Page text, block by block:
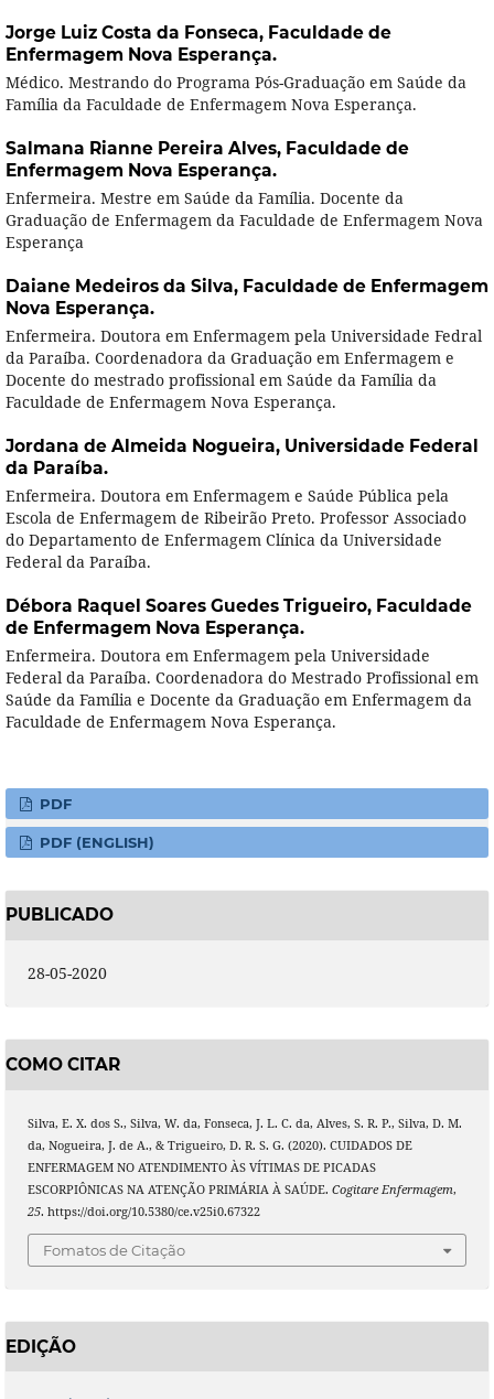
Jorge Luiz Costa da Fonseca, Faculdade de
Enfermagem Nova Esperança.
Médico. Mestrando do Programa Pós-Graduação em Saúde da
Família da Faculdade de Enfermagem Nova Esperança.
Salmana Rianne Pereira Alves, Faculdade de
Enfermagem Nova Esperança.
Enfermeira. Mestre em Saúde da Família. Docente da
Graduação de Enfermagem da Faculdade de Enfermagem Nova
Esperança
Daiane Medeiros da Silva, Faculdade de Enfermagem
Nova Esperança.
Enfermeira. Doutora em Enfermagem pela Universidade Fedral
da Paraíba. Coordenadora da Graduação em Enfermagem e
Docente do mestrado profissional em Saúde da Família da
Faculdade de Enfermagem Nova Esperança.
Jordana de Almeida Nogueira, Universidade Federal
da Paraíba.
Enfermeira. Doutora em Enfermagem e Saúde Pública pela
Escola de Enfermagem de Ribeirão Preto. Professor Associado
do Departamento de Enfermagem Clínica da Universidade
Federal da Paraíba.
Débora Raquel Soares Guedes Trigueiro, Faculdade
de Enfermagem Nova Esperança.
Enfermeira. Doutora em Enfermagem pela Universidade
Federal da Paraíba. Coordenadora do Mestrado Profissional em
Saúde da Família e Docente da Graduação em Enfermagem da
Faculdade de Enfermagem Nova Esperança.
PDF
PDF (ENGLISH)
PUBLICADO
28-05-2020
COMO CITAR
Silva, E. X. dos S., Silva, W. da, Fonseca, J. L. C. da, Alves, S. R. P., Silva, D. M.
da, Nogueira, J. de A., & Trigueiro, D. R. S. G. (2020). CUIDADOS DE
ENFERMAGEM NO ATENDIMENTO ÀS VÍTIMAS DE PICADAS
ESCORPIÔNICAS NA ATENÇÃO PRIMÁRIA À SAÚDE. Cogitare Enfermagem,
25. https://doi.org/10.5380/ce.v25i0.67322
Fomatos de Citação
EDIÇÃO